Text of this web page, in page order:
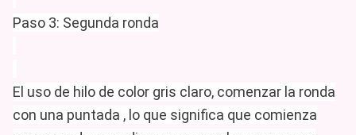
Paso 3: Segunda ronda
El uso de hilo de color gris claro, comenzar la ronda
con una puntada , lo que significa que comienza